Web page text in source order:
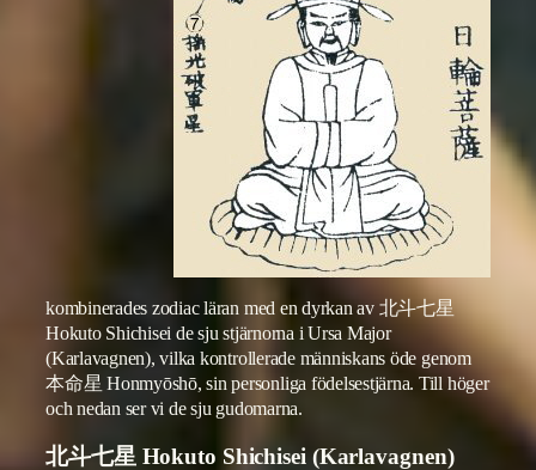
kombinerades zodiac läran med en dyrkan av 北斗七星
Hokuto Shichisei de sju stjärnorna i Ursa Major
(Karlavagnen), vilka kontrollerade människans öde genom
本命星 Honmyōshō, sin personliga födelsestjärna. Till höger
och nedan ser vi de sju gudomarna.
北斗七星 Hokuto Shichisei (Karlavagnen)